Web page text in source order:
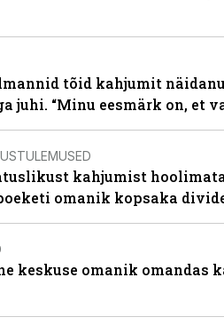
tõid kahjumit
juhi. “Minu eesmärk on, et
kahjumist
omanik kopsaka
keskuse omanik omandas